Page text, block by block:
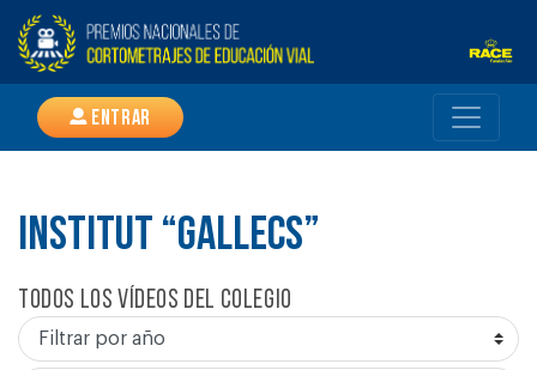
Entrar
INSTITUT “GALLECS”
Todos los vídeos del colegio